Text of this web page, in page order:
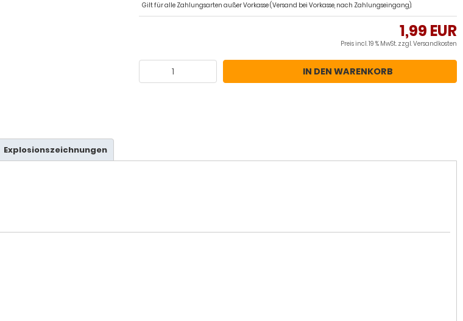
Gilt für alle Zahlungsarten außer Vorkasse (Versand bei Vorkasse, nach Zahlungseingang).
1,99 EUR
Preis incl. 19 % MwSt. zzgl.Versandkosten
IN DEN WARENKORB
Explosionszeichnungen